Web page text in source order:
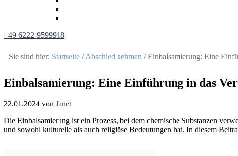
+49 6222-9599918
Sie sind hier: Startseite / Abschied nehmen /Einbalsamierung: Eine
Einbalsamierung: Eine Einführung in das
22.01.2024 von Janet
Die Einbalsamierung ist ein Prozess, bei dem chemische Substanzen
und sowohl kulturelle als auch religiöse Bedeutungen hat. In diesem